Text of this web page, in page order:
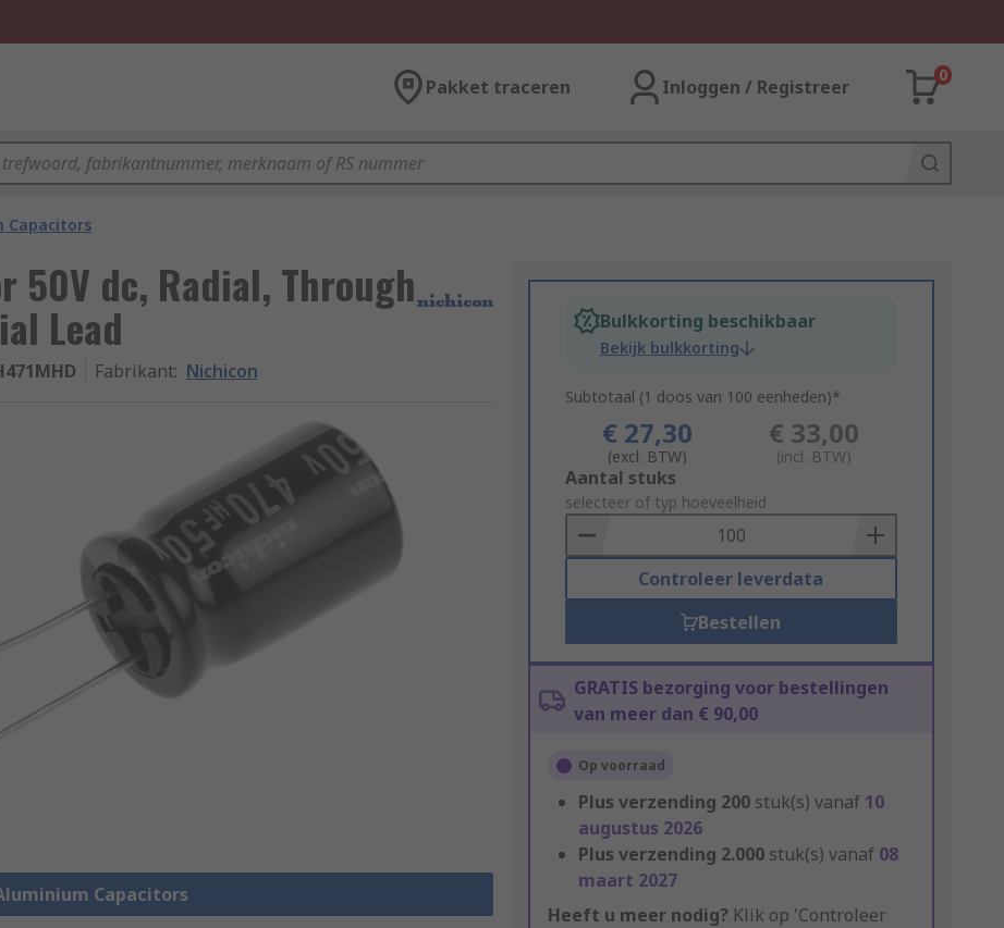
Pakket traceren Inloggen / Registreer
0
Capacitors
50V dc, Radial, Through
Lead
Fabrikant: Nichicon
Capacitors
Bulkkorting beschikbaar
Bekijk bulkkorting
Subtotaal (1 doos van 100 eenheden)*
€ 27,30
(excl. BTW)
€ 33,00
(incl. BTW)
Add
to
Basket
Aantal stuks
selecteer of typ hoeveelheid
Controleer leverdata
Bestellen
GRATIS bezorging voor bestellingen
van meer dan € 90,00
Op voorraad
Plus verzending 200 stuk(s) vanaf 10
augustus 2026
Plus verzending 2.000 stuk(s) vanaf 08
maart 2027
Heeft u meer nodig? Klik op 'Controleer